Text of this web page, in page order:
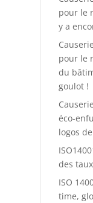
pour le
y a
pour le
du
goulot !
éco-
logos
des
ISO
time,